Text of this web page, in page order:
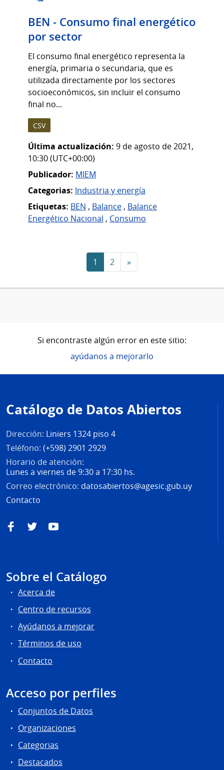
BEN - Consumo final energético
por sector
El consumo final energético representa la
energía, primaria o secundaria, que es
utilizada directamente por los sectores
socioeconómicos, sin incluir el consumo
final no...
CSV
Última actualización: 9 de agosto de 2021,
10:30 (UTC+00:00)
Publicador: MIEM
Categorias: Industria y energía
Etiquetas: BEN , Balance , Balance
Energético Nacional , Consumo
1 2 »
Si encontraste algún error en este sitio:
ayúdanos a mejorarlo
de
página
Catálogo de Datos Abiertos
Dirección: Liniers 1324 piso 4
Teléfono: (+598) 2901 2929
Horario de atención:
Lunes a viernes de 9:30 a 17:30 hs.
Correo electrónico: datosabiertos@agesic.gub.uy
Contacto
FacebookTwitterYouTube
Sobre el Catálogo
Acerca de
Centro de recursos
Ayúdanos a mejorar
Términos de uso
Contacto
Acceso por perfiles
Conjuntos de Datos
Organizaciones
Categorias
Destacados